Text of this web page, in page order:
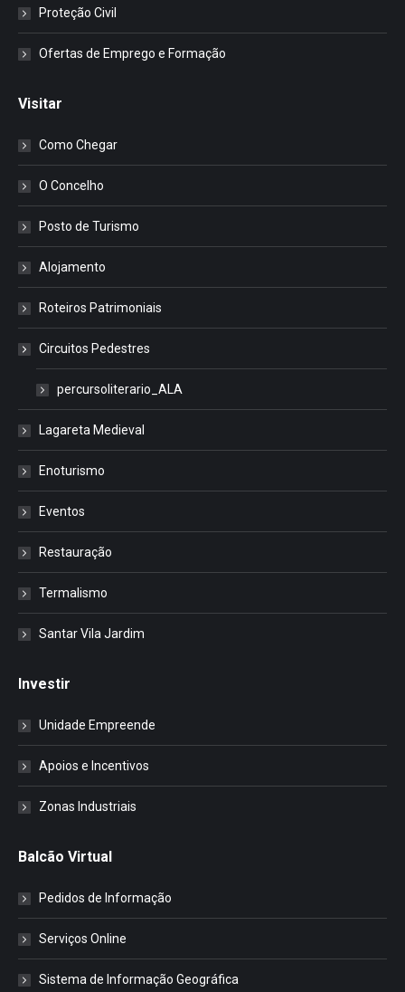
Proteção Civil
Ofertas de Emprego e Formação
Visitar
Como Chegar
O Concelho
Posto de Turismo
Alojamento
Roteiros Patrimoniais
Circuitos Pedestres
percursoliterario_ALA
Lagareta Medieval
Enoturismo
Eventos
Restauração
Termalismo
Santar Vila Jardim
Investir
Unidade Empreende
Apoios e Incentivos
Zonas Industriais
Balcão Virtual
Pedidos de Informação
Serviços Online
Sistema de Informação Geográfica